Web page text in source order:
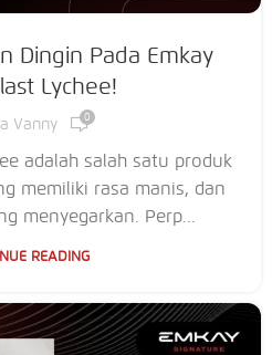
Dingin Pada Emkay
Lychee!
Vanny 0
adalah salah satu produk
memiliki rasa manis, dan
menyegarkan. Perp...
READING